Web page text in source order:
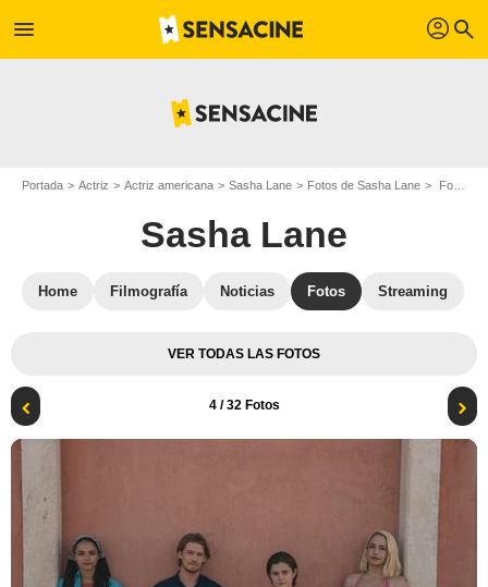
menu profil search
Portada Actriz Actriz americana Sasha Lane Fotos de Sasha Lane Foto Sasha Lane, Jemima Kirke, Joe Alwyn, Alison Oliver
Sasha Lane
Home Filmografía Noticias Fotos Streaming
VER TODAS LAS FOTOS
4/ 32 Fotos